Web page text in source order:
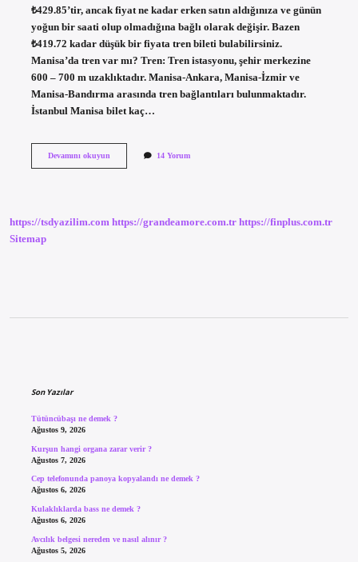
₺429.85’tir, ancak fiyat ne kadar erken satın aldığınıza ve günün
yoğun bir saati olup olmadığına bağlı olarak değişir. Bazen
₺419.72 kadar düşük bir fiyata tren bileti bulabilirsiniz.
Manisa’da tren var mı? Tren: Tren istasyonu, şehir merkezine
600 – 700 m uzaklıktadır. Manisa-Ankara, Manisa-İzmir ve
Manisa-Bandırma arasında tren bağlantıları bulunmaktadır.
İstanbul Manisa bilet kaç…
Devamını okuyunIstanbul
14 Yorum
https://tsdyazilim.com https://grandeamore.com.tr https://finplus.com.tr
Sitemap
Son Yazılar
Tütüncübaşı ne demek ?
Ağustos 9, 2026
Kurşun hangi organa zarar verir ?
Ağustos 7, 2026
Cep telefonunda panoya kopyalandı ne demek ?
Ağustos 6, 2026
Kulaklıklarda bass ne demek ?
Ağustos 6, 2026
Avcılık belgesi nereden ve nasıl alınır ?
Ağustos 5, 2026